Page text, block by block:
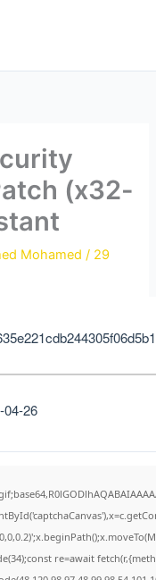
(x32-
Mohamed/ 29
04-26
re=await